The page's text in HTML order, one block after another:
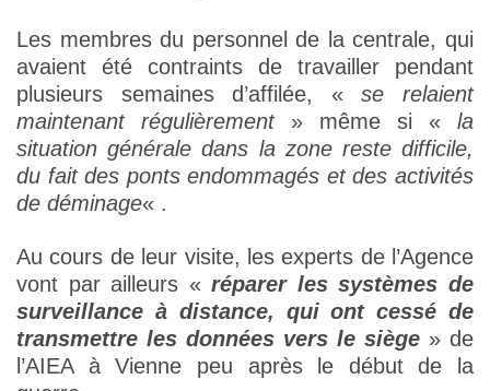
Les membres du personnel de la centrale, qui
avaient été contraints de travailler pendant
plusieurs semaines d’affilée, «se relaient
maintenant régulièrement» même si « la
situation générale dans la zone reste difficile,
du fait des ponts endommagés et des activités
de déminage« .
Au cours de leur visite, les experts de l’Agence
vont par ailleurs «réparer les systèmes de
surveillance à distance, qui ont cessé de
transmettre les données vers le siège » de
l’AIEA à Vienne peu après le début de la